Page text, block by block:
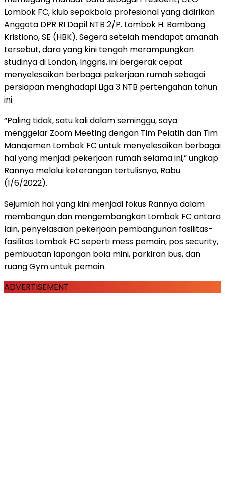
Lombok FC, klub sepakbola profesional yang didirikan
Anggota DPR RI Dapil NTB 2/P. Lombok H. Bambang
Kristiono, SE (HBK). Segera setelah mendapat amanah
tersebut, dara yang kini tengah merampungkan
studinya di London, Inggris, ini bergerak cepat
menyelesaikan berbagai pekerjaan rumah sebagai
persiapan menghadapi Liga 3 NTB pertengahan tahun
ini.
“Paling tidak, satu kali dalam seminggu, saya
menggelar Zoom Meeting dengan Tim Pelatih dan Tim
Manajemen Lombok FC untuk menyelesaikan berbagai
hal yang menjadi pekerjaan rumah selama ini,” ungkap
Rannya melalui keterangan tertulisnya, Rabu
(1/6/2022).
Sejumlah hal yang kini menjadi fokus Rannya dalam
membangun dan mengembangkan Lombok FC antara
lain, penyelasaian pekerjaan pembangunan fasilitas-
fasilitas Lombok FC seperti mess pemain, pos security,
pembuatan lapangan bola mini, parkiran bus, dan
ruang Gym untuk pemain.
ADVERTISEMENT